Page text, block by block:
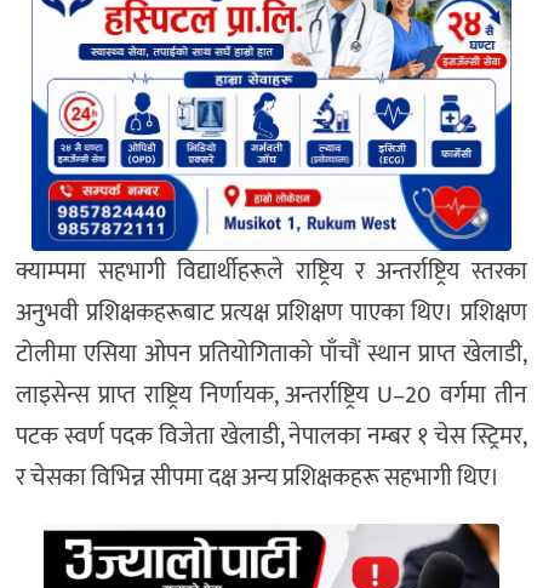
क्याम्पमा सहभागी विद्यार्थीहरूले राष्ट्रिय र अन्तर्राष्ट्रिय स्तरका
अनुभवी प्रशिक्षकहरूबाट प्रत्यक्ष प्रशिक्षण पाएका थिए। प्रशिक्षण
टोलीमा एसिया ओपन प्रतियोगिताको पाँचौं स्थान प्राप्त खेलाडी,
लाइसेन्स प्राप्त राष्ट्रिय निर्णायक, अन्तर्राष्ट्रिय U–20 वर्गमा तीन
पटक स्वर्ण पदक विजेता खेलाडी, नेपालका नम्बर १ चेस स्ट्रिमर,
र चेसका विभिन्न सीपमा दक्ष अन्य प्रशिक्षकहरू सहभागी थिए।